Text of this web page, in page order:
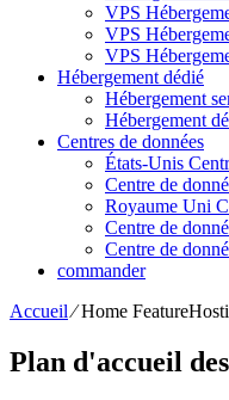
VPS
VPS
VPS
Hébergement dédié
Hébergement
Hébergement
Centres de données
États-Unis
Centre de
Royaume Uni
Centre de
Centre de
commander
Accueil⁄Home
Plan d'accueil